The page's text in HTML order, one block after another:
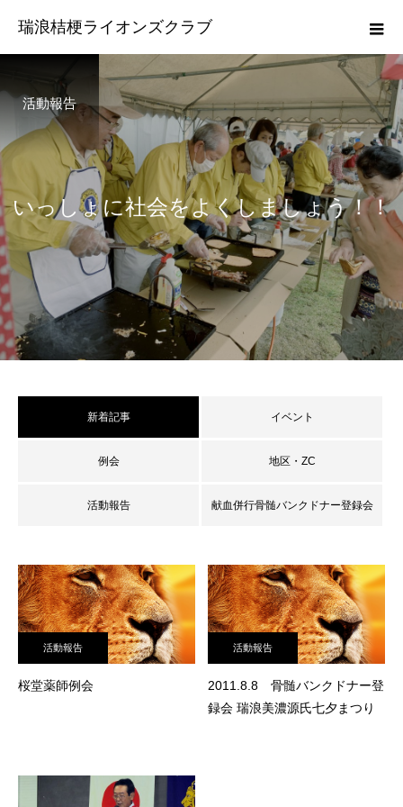
瑞浪桔梗ライオンズクラブ
活動報告
いっしょに社会をよくしましょう！！
新着記事 イベント
例会 地区・ZC
活動報告 献血併行骨髄バンクドナー登録会
活動報告
桜堂薬師例会
活動報告
2011.8.8 骨髄バンクドナー登
録会 瑞浪美濃源氏七夕まつり